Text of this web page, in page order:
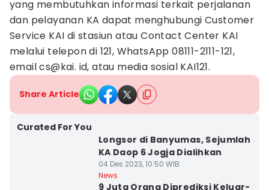
yang membutuhkan informasi terkait perjalanan
dan pelayanan KA dapat menghubungi Customer
Service KAI di stasiun atau Contact Center KAI
melalui telepon di 121, WhatsApp 08111-2111-121,
email cs@kai. id, atau media sosial KAI121.
Share Article
Curated For You
Longsor di Banyumas, Sejumlah
KA Daop 6 Jogja Dialihkan
04 Des 2023, 10:50 WIB
News
9 Juta Orang Diprediksi Keluar-